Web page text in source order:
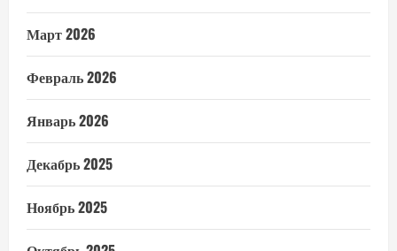
Март 2026
Февраль 2026
Январь 2026
Декабрь 2025
Ноябрь 2025